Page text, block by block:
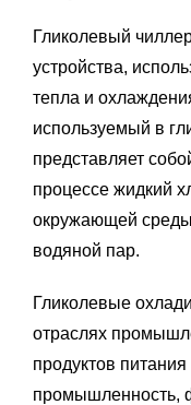
Гликолевый
устройства,
тепла и
используемый в
представляет
процессе жидкий
окружающей
водяной пар.
Гликолевые
отраслях
продуктов
промышленность,